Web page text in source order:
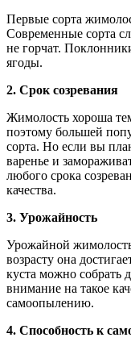
Первые сорта
Современные сорта
не горчат.
ягоды.
2. Срок созревания
Жимолость хороша
поэтому большей
сорта. Но если вы
варенье и
любого срока
качества.
3. Урожайность
Урожайной
возрасту она
куста можно собрать
внимание на такое
самоопылению.
4. Способность к